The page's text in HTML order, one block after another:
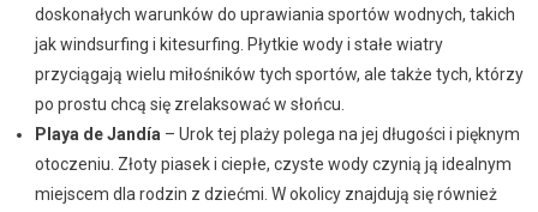
doskonałych warunków do uprawiania sportów wodnych, takich
jak windsurfing i kitesurfing. Płytkie wody i stałe wiatry
przyciągają wielu miłośników tych sportów, ale także tych, którzy
po prostu chcą się zrelaksować w słońcu.
Playa de Jandía – Urok tej plaży polega na jej długości i pięknym
otoczeniu. Złoty piasek i ciepłe, czyste wody czynią ją idealnym
miejscem dla rodzin z dziećmi. W okolicy znajdują się również